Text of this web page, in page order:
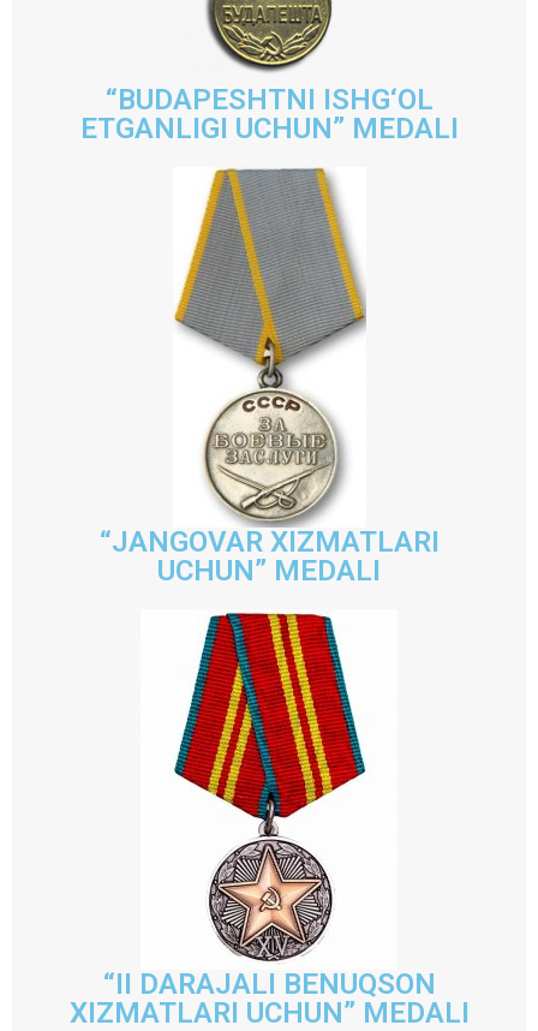
“BUDAPESHTNI ISHG‘OL
ETGANLIGI UCHUN” MEDALI
“JANGOVAR XIZMATLARI
UCHUN” MEDALI
“II DARAJALI BENUQSON
XIZMATLARI UCHUN” MEDALI